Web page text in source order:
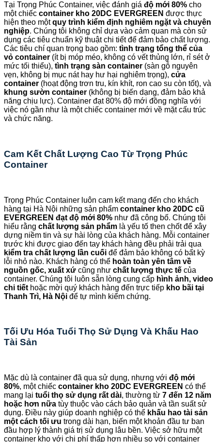
Tại Trọng Phúc Container, việc đánh giá độ mới 80% cho
một chiếc container kho 20DC EVERGREEN được thực
hiện theo mộtquy trình kiểm định nghiêm ngặt và chuyên
nghiệp. Chúng tôi không chỉ dựa vào cảm quan mà còn sử
dụng các tiêu chuẩn kỹ thuật chi tiết để đảm bảo chất lượng.
Các tiêu chí quan trọng bao gồm: tình trạng tổng thể của
vỏ container (ít bị móp méo, không có vết thủng lớn, rỉ sét ở
mức tối thiểu), tình trạng sàn container (sàn gỗ nguyên
vẹn, không bị mục nát hay hư hại nghiêm trọng), cửa
container (hoạt động trơn tru, kín khít, ron cao su còn tốt), và
khung sườn container (không bị biến dạng, đảm bảo khả
năng chịu lực). Container đạt 80% độ mới đồng nghĩa với
việc nó gần như là một chiếc container mới về mặt cấu trúc
và chức năng.
Cam Kết Chất Lượng Cao Từ Trọng Phúc
Container
Trọng Phúc Container luôn cam kết mang đến cho khách
hàng tại Hà Nội những sản phẩm container kho 20DC cũ
EVERGREEN đạt độ mới 80% như đã công bố. Chúng tôi
hiểu rằng chất lượng sản phẩm là yếu tố then chốt để xây
dựng niềm tin và sự hài lòng của khách hàng. Mỗi container
trước khi được giao đến tay khách hàng đều phải trải qua
kiểm tra chất lượng lần cuối để đảm bảo không có bất kỳ
lỗi nhỏ nào. Khách hàng có thể hoàn toàn yên tâm về
nguồn gốc, xuất xứ cũng như chất lượng thực tế của
container. Chúng tôi luôn sẵn lòng cung cấp hình ảnh, video
chi tiết hoặc mời quý khách hàng đến trực tiếp kho bãi tại
Thanh Trì, Hà Nội để tự mình kiểm chứng.
Tối Ưu Hóa Tuổi Thọ Sử Dụng Và Khấu Hao
Tài Sản
Mặc dù là container đã qua sử dụng, nhưng với độ mới
80%, một chiếc container kho 20DC EVERGREEN có thể
mang lại tuổi thọ sử dụng rất dài, thường từ 7 đến 12 năm
hoặc hơn nữa tùy thuộc vào cách bảo quản và tần suất sử
dụng. Điều này giúp doanh nghiệp có thể khấu hao tài sản
một cách tối ưu trong dài hạn, biến một khoản đầu tư ban
đầu hợp lý thành giá trị sử dụng lâu bền. Việc sở hữu một
container kho với chi phí thấp hơn nhiều so với container